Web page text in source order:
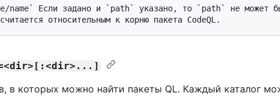
в которых можно найти пакеты QL. Каждый каталог